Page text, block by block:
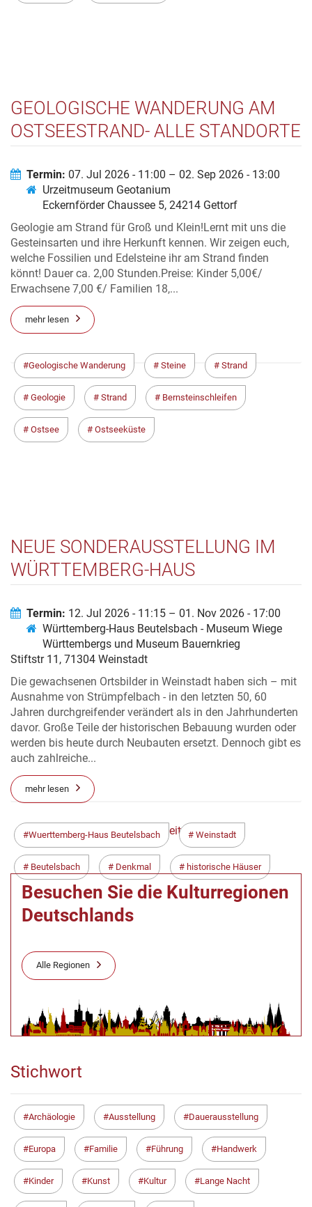
GEOLOGISCHE WANDERUNG AM
OSTSEESTRAND- ALLE STANDORTE
Termin: 07. Jul 2026 - 11:00 – 02. Sep 2026 - 13:00
Urzeitmuseum Geotanium
Eckernförder Chaussee 5, 24214 Gettorf
Geologie am Strand für Groß und Klein!Lernt mit uns die
Gesteinsarten und ihre Herkunft kennen. Wir zeigen euch,
welche Fossilien und Edelsteine ihr am Strand finden
könnt! Dauer ca. 2,00 Stunden.Preise: Kinder 5,00€/
Erwachsene 7,00 €/ Familien 18,...
mehr lesen
Geologische Wanderung Steine Strand
Geologie Strand Bernsteinschleifen
Ostsee Ostseeküste
NEUE SONDERAUSSTELLUNG IM
WÜRTTEMBERG-HAUS
DENKMAL DIE SANIERUNG
HISTORISCHER HÄUSER IN
WEINSTADT
Termin: 12. Jul 2026 - 11:15 – 01. Nov 2026 - 17:00
Württemberg-Haus Beutelsbach - Museum Wiege
Württembergs und Museum Bauernkrieg
Stiftstr 11, 71304 Weinstadt
Die gewachsenen Ortsbilder in Weinstadt haben sich – mit
Ausnahme von Strümpfelbach - in den letzten 50, 60
Jahren durchgreifender verändert als in den Jahrhunderten
davor. Große Teile der historischen Bebauung wurden oder
werden bis heute durch Neubauten ersetzt. Dennoch gibt es
auch zahlreiche...
mehr lesen
Wuerttemberg-Haus Beutelsbach Weinstadt
Beutelsbach Denkmal historische Häuser
< ZurückWeiter >
Besuchen Sie die Kulturregionen
Deutschlands
Alle Regionen
Stichwort
Archäologie Ausstellung Dauerausstellung
Europa Familie Führung Handwerk
Kinder Kunst Kultur Lange Nacht